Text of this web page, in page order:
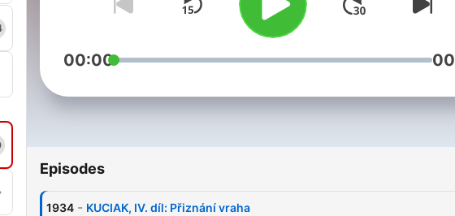
témata v souvislostech.
Najdete jej také na našem
zpravodajském webu
aplikaci mujRozhlas a v
00:00
Episodes
1934 - KUCIAK, IV. díl: Přiznání vraha